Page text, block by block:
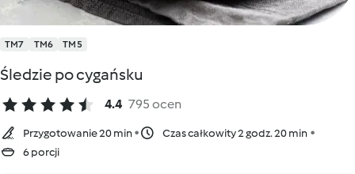
TM7 TM6 TM5
Śledzie po cygańsku
4.4 795 ocen
Przygotowanie 20 min
Czas całkowity 2 godz. 20 min
6 porcji